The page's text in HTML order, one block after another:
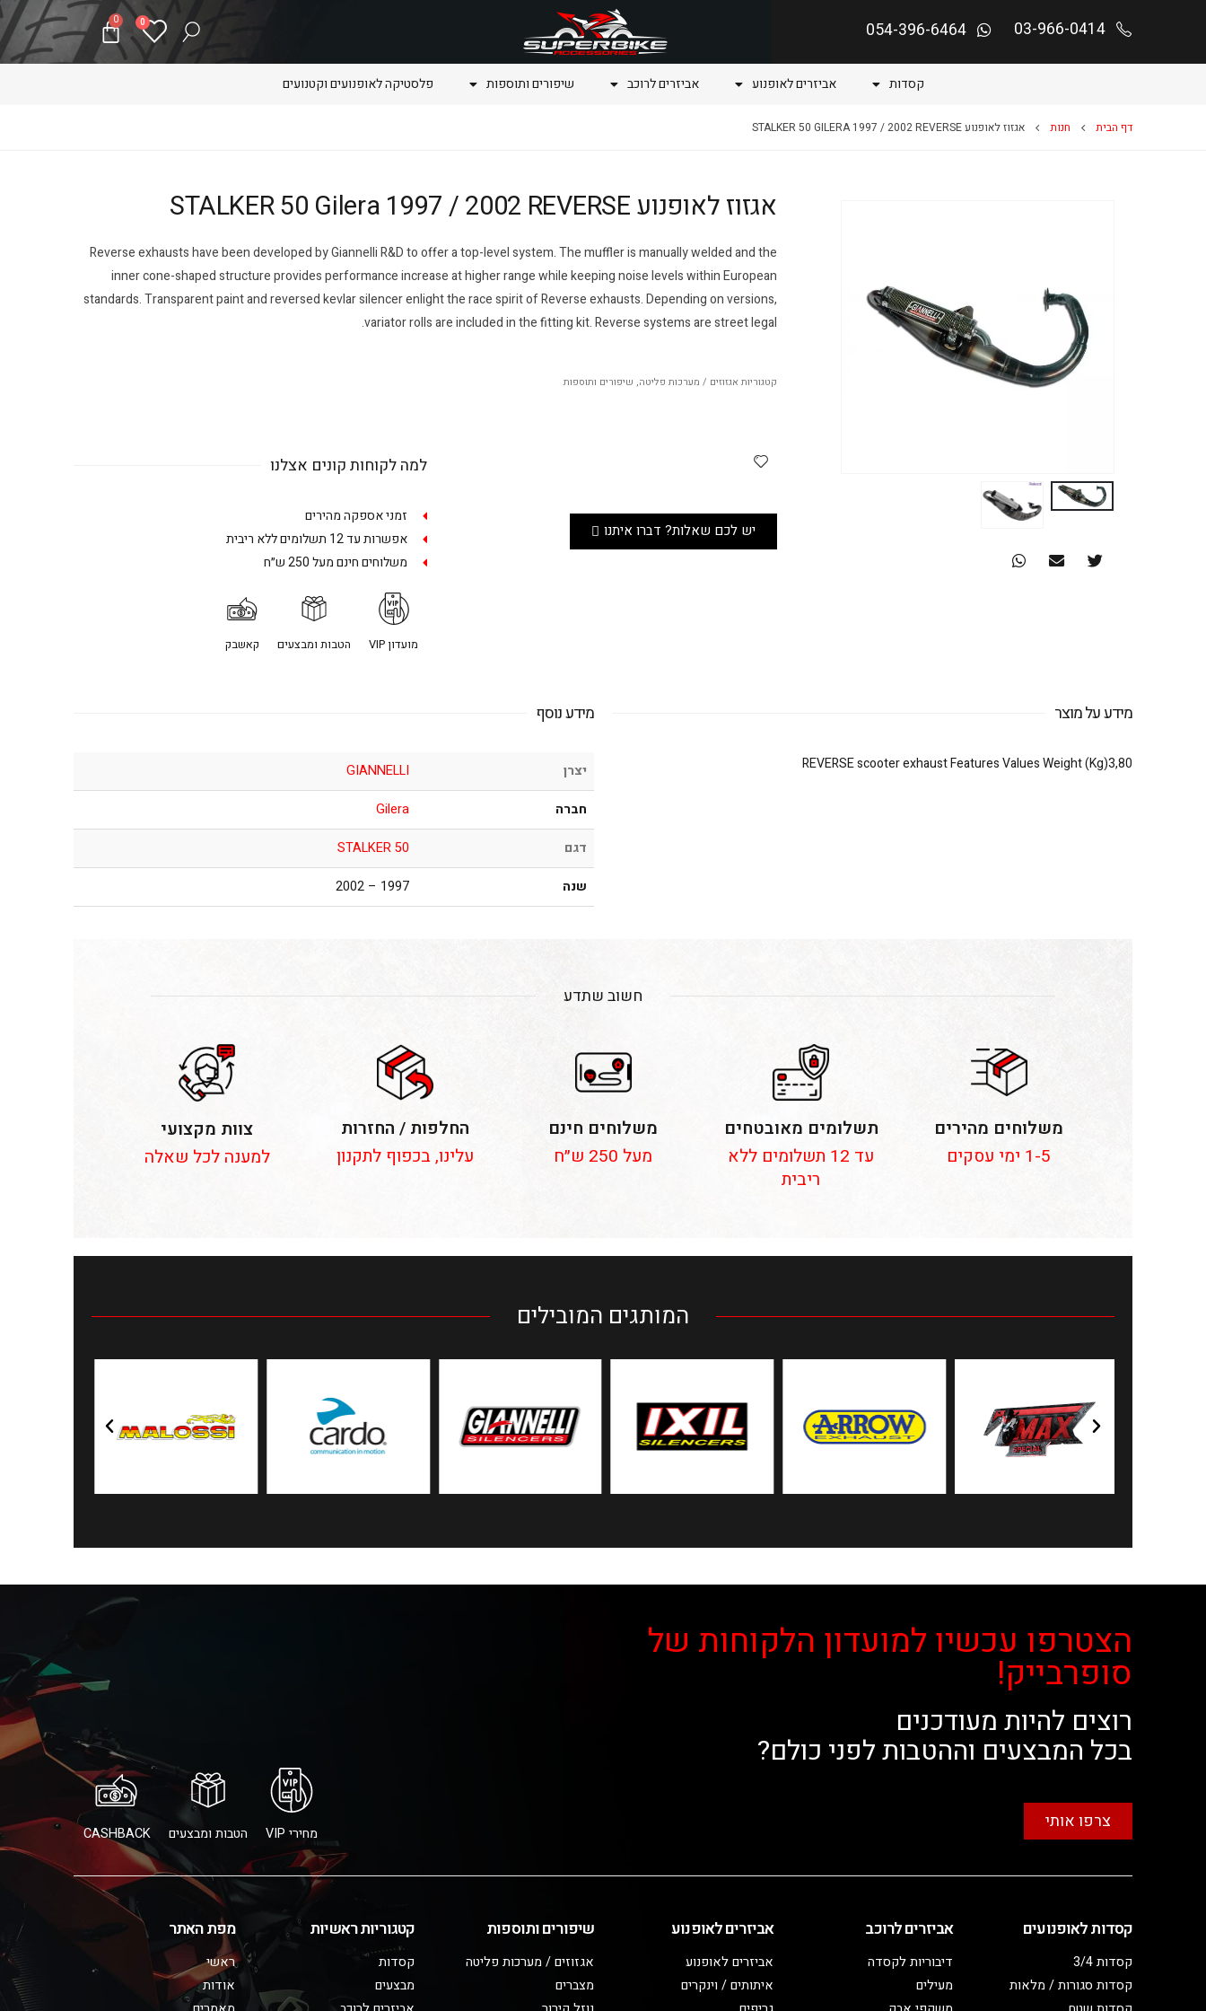
03-966-0414
054-396-6464
0
0
קסדות אביזרים לאופנוע אביזרים לרוכב שיפורים ותוספות פלסטיקה לאופנועים וקטנועים
דף הבית חנות אגזוז לאופנוע STALKER 50 GILERA 1997 / 2002 REVERSE
אגזוז לאופנוע STALKER 50 Gilera 1997 / 2002 REVERSE
Reverse exhausts have been developed by Giannelli R&D to offer a top-level system. The muffler is manually welded and the
inner cone-shaped structure provides performance increase at higher range while keeping noise levels within European
standards. Transparent paint and reversed kevlar silencer enlight the race spirit of Reverse exhausts. Depending on versions,
variator rolls are included in the fitting kit. Reverse systems are street legal.
קטגוריותאגזוזים / מערכות פליטה, שיפורים ותוספות
יש לכם שאלות? דברו איתנו
למה לקוחות קונים אצלנו
זמני אספקה מהירים
אפשרות עד 12 תשלומים ללא ריבית
משלוחים חינם מעל 250 ש״ח
מועדון VIP הטבות ומבצעים קאשבק
מידע על מוצר
REVERSE scooter exhaust Features Values Weight (Kg)3,80
מידע נוסף
יצרן GIANNELLI
חברה Gilera
דגם STALKER 50
שנה 1997 – 2002
חשוב שתדע
משלוחים מהירים
1-5 ימי עסקים
תשלומים מאובטחים
עד 12 תשלומים ללא
ריבית
משלוחים חינם
מעל 250 ש״ח
החלפות / החזרות
עלינו, בכפוף לתקנון
צוות מקצועי
למענה לכל שאלה
המותגים המובילים
הצטרפו עכשיו למועדון הלקוחות של
סופרבייק!
רוצים להיות מעודכנים
בכל המבצעים וההטבות לפני כולם?
צרפו אותי
מחירי VIP הטבות ומבצעים CASHBACK
קסדות לאופנועים
קסדות 3/4
קסדות סגורות / מלאות
אביזרים לרוכב
דיבוריות לקסדה
מעילים
אביזרים לאופנוע
אביזרים לאופנוע
איתותים / וינקרים
שיפורים ותוספות
אגזוזים / מערכות פליטה
מצברים
קטגוריות ראשיות
קסדות
מבצעים
מפת האתר
ראשי
אודות